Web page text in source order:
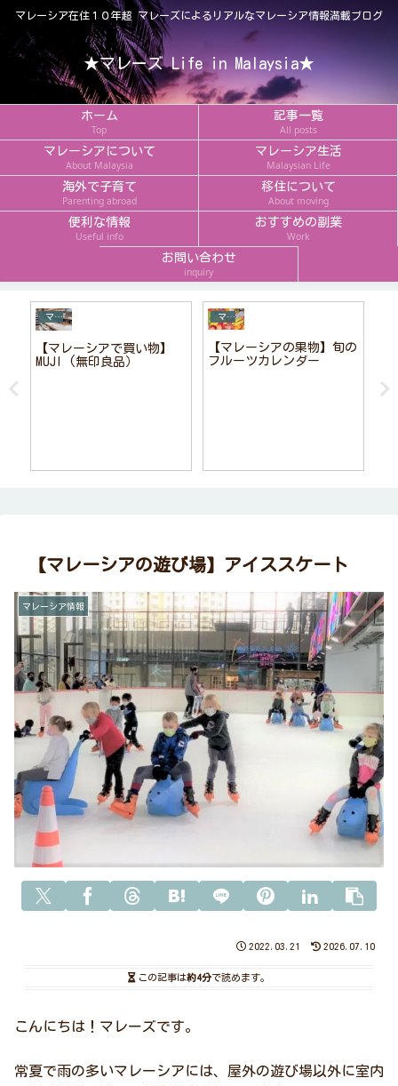
マレーシア在住１０年超 マレーズによるリアルなマレーシア情報満載ブログ
★マレーズ Life in Malaysia★
ホーム
Top
記事一覧
All posts
マレーシアについて
About Malaysia
マレーシア生活
Malaysian Life
海外で子育て
Parenting abroad
移住について
About moving
便利な情報
Useful info
おすすめの副業
Work
お問い合わせ
inquiry
マレーシアについて
【マレーシアで買い物】
MUJI (無印良品）
マレーシアのスイーツ
【マレーシアの果物】旬の
フルーツカレンダー
【マレーシアの遊び場】アイススケート
マレーシア情報
2022.03.21 2026.07.10
この記事は約4分で読めます。
こんにちは！マレーズです。
常夏で雨の多いマレーシアには、屋外の遊び場以外に室内